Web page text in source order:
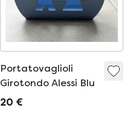
Portatovaglioli
Girotondo Alessi Blu
20 €